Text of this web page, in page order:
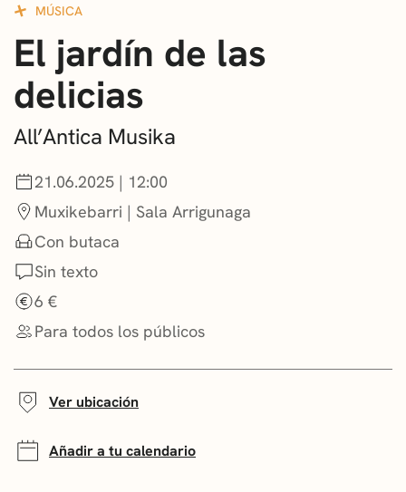
NOTICIAS
GETXO KULTURA
ASOCIACIONES CULTURALES
MÚSICA
El jardín de las
delicias
All’Antica Musika
21.06.2025 | 12:00
Muxikebarri | Sala Arrigunaga
Con butaca
Sin texto
6 €
Para todos los públicos
Ver ubicación
Añadir a tu calendario